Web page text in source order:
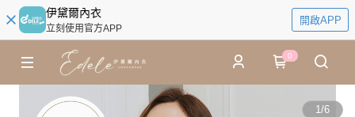
伊黛爾內衣
立刻使用官方APP
開啟APP
0
1/6